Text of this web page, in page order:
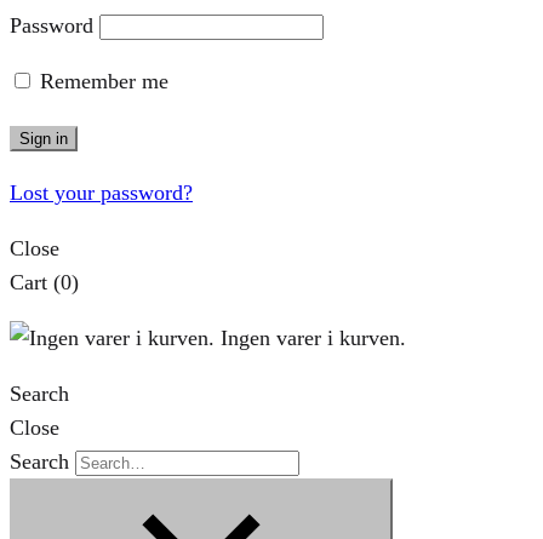
Password
Remember me
Sign in
Lost your password?
Close
Cart (0)
Ingen varer i kurven.
Search
Close
Search